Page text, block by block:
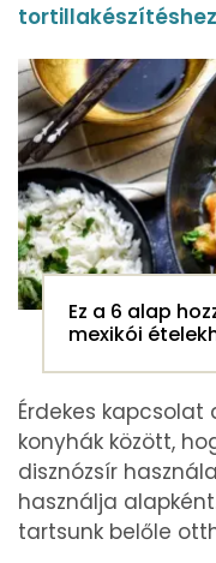
tortillakészítéshez
Ez a 6 alap
mexikói
Érdekes
konyhák között,
disznózsír
használja
tartsunk belőle